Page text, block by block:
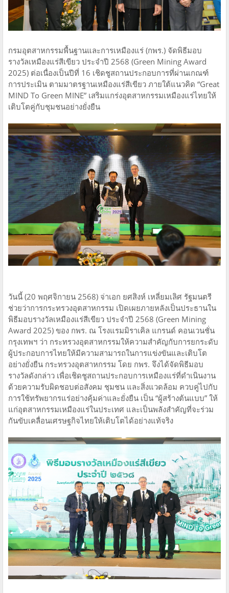
กรมอุตสาหกรรมพื้นฐานและการเหมืองแร่ (กพร.) จัดพิธีมอบ
รางวัลเหมืองแร่สีเขียว ประจำปี 2568 (Green Mining Award
2025) ต่อเนื่องเป็นปีที่ 16 เชิดชูสถานประกอบการที่ผ่านเกณฑ์
การประเมิน ตามมาตรฐานเหมืองแร่สีเขียว ภายใต้แนวคิด “Great
MIND To Green MINE” เสริมแกร่งอุตสาหกรรมเหมืองแร่ไทยให้
เติบโตคู่กับชุมชนอย่างยั่งยืน
วันนี้ (20 พฤศจิกายน 2568) จ่าเอก ยศสิงห์ เหลี่ยมเลิศ รัฐมนตรี
ช่วยว่าการกระทรวงอุตสาหกรรม เปิดเผยภายหลังเป็นประธานใน
พิธีมอบรางวัลเหมืองแร่สีเขียว ประจำปี 2568 (Green Mining
Award 2025) ของ กพร. ณ โรงแรมมิราเคิล แกรนด์ คอนเวนชั่น
กรุงเทพฯ ว่า กระทรวงอุตสาหกรรมให้ความสำคัญกับการยกระดับ
ผู้ประกอบการไทยให้มีความสามารถในการแข่งขันและเติบโต
อย่างยั่งยืน กระทรวงอุตสาหกรรม โดย กพร. จึงได้จัดพิธีมอบ
รางวัลดังกล่าว เพื่อเชิดชูสถานประกอบการเหมืองแร่ที่ดำเนินงาน
ด้วยความรับผิดชอบต่อสังคม ชุมชน และสิ่งแวดล้อม ควบคู่ไปกับ
การใช้ทรัพยากรแร่อย่างคุ้มค่าและยั่งยืน เป็น “ผู้สร้างต้นแบบ” ให้
แก่อุตสาหกรรมเหมืองแร่ในประเทศ และเป็นพลังสำคัญที่จะร่วม
กันขับเคลื่อนเศรษฐกิจไทยให้เติบโตได้อย่างแท้จริง